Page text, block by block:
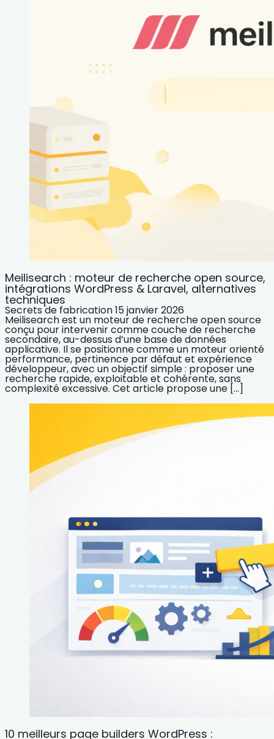
Meilisearch : moteur de recherche open source,
intégrations WordPress & Laravel, alternatives
techniques
Secrets de fabrication15 janvier 2026
Meilisearch est un moteur de recherche open source
conçu pour intervenir comme couche de recherche
secondaire, au-dessus d’une base de données
applicative. Il se positionne comme un moteur orienté
performance, pertinence par défaut et expérience
développeur, avec un objectif simple : proposer une
recherche rapide, exploitable et cohérente, sans
complexité excessive. Cet article propose une […]
10 meilleurs page builders WordPress :